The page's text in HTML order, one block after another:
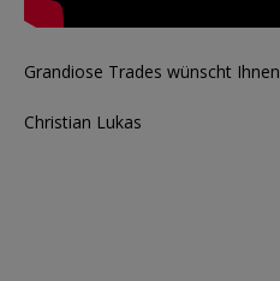
Grandiose Trades wünscht Ihnen
Christian Lukas